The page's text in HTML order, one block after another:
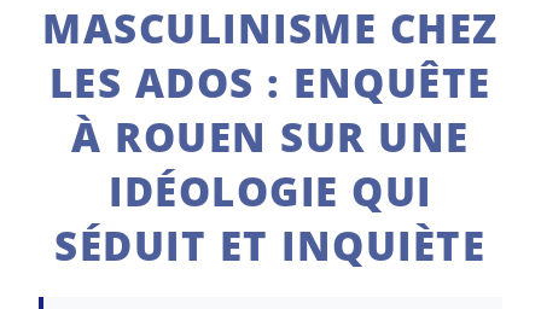
MASCULINISME CHEZ
LES ADOS : ENQUÊTE
À ROUEN SUR UNE
IDÉOLOGIE QUI
SÉDUIT ET INQUIÈTE